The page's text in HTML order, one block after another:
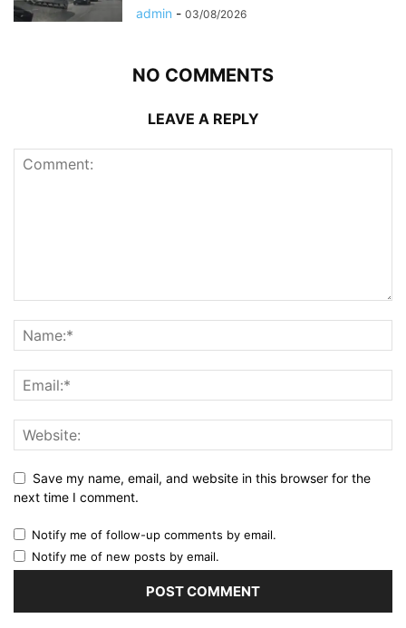
admin - 03/08/2026
NO COMMENTS
LEAVE A REPLY
Save my name, email, and website in this browser for the
next time I comment.
Notify me of follow-up comments by email.
Notify me of new posts by email.